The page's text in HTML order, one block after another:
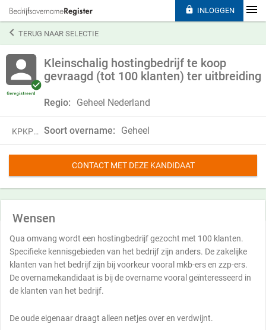
TERUG NAAR SELECTIE
Kleinschalig hostingbedrijf te koop
gevraagd (tot 100 klanten) ter uitbreiding
Regio: Geheel Nederland
KPKP22WBC07Q Soort overname: Geheel
CONTACT MET DEZE KANDIDAAT
Wensen
Qua omvang wordt een hostingbedrijf gezocht met 100 klanten.
Specifieke kennisgebieden van het bedrijf zijn anders. De zakelijke
klanten van het bedrijf zijn bij voorkeur vooral mkb-ers en zzp-ers.
De overnamekandidaat is bij de overname vooral geïnteresseerd in
de klanten van het bedrijf.
De oude eigenaar draagt alleen netjes over en verdwijnt.
 INLOGGEN